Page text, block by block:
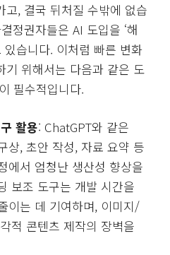
고, 결국 뒤처질 수밖에 없습
정권자들은 AI 도입을 ‘해
있습니다. 이처럼 빠른 변화
기 위해서는 다음과 같은 도
필수적입니다.
활용: ChatGPT와 같은
상, 초안 작성, 자료 요약 등
에서 엄청난 생산성 향상을
보조 도구는 개발 시간을
이는 데 기여하며, 이미지/
적 콘텐츠 제작의 장벽을